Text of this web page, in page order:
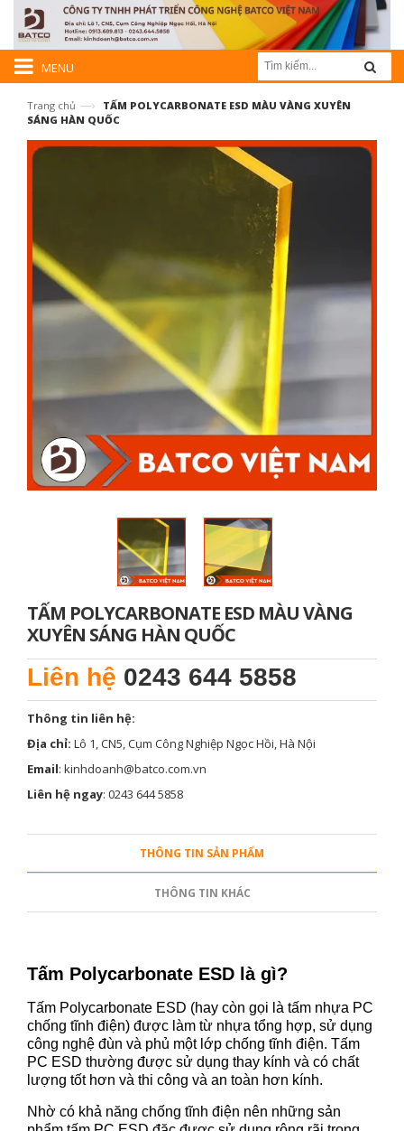
MENU
Trang chủ —›
TẤM POLYCARBONATE ESD MÀU VÀNG XUYÊN
SÁNG HÀN QUỐC
TẤM POLYCARBONATE ESD MÀU VÀNG
XUYÊN SÁNG HÀN QUỐC
Liên hệ 0243 644 5858
Thông tin liên hệ:
Địa chỉ: Lô 1, CN5, Cụm Công Nghiệp Ngọc Hồi, Hà Nội
Email: kinhdoanh@batco.com.vn
Liên hệ ngay: 0243 644 5858
THÔNG TIN SẢN PHẨM
THÔNG TIN KHÁC
Tấm Polycarbonate ESD là gì?
Tấm Polycarbonate ESD (hay còn gọi là tấm nhựa PC
chống tĩnh điện) được làm từ nhựa tổng hợp, sử dụng
công nghệ đùn và phủ một lớp chống tĩnh điện. Tấm
PC ESD thường được sử dụng thay kính và có chất
lượng tốt hơn và thi công và an toàn hơn kính.
Nhờ có khả năng chống tĩnh điện nên những sản